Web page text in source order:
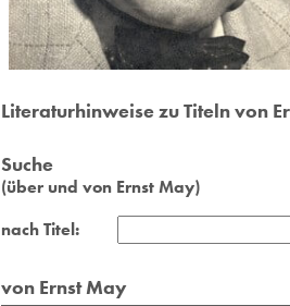
Literaturhinweise zu Titeln von
Suche
(über und von Ernst May)
nach Titel:
von Ernst May